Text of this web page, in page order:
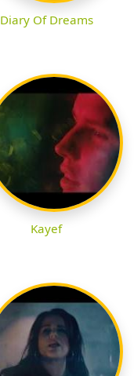
Diary Of Dreams
Kayef